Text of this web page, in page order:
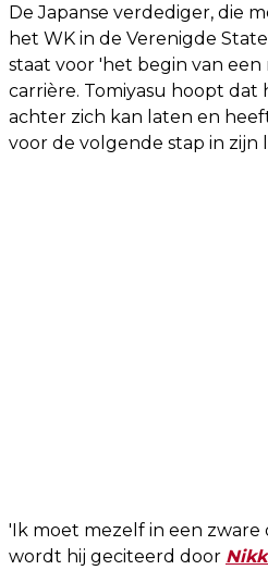
De Japanse verdediger, die
het WK in de Verenigde
staat voor 'het begin van
carrière. Tomiyasu hoopt dat
achter zich kan laten en
voor de volgende stap in zijn
'Ik moet mezelf in een zware
wordt hij geciteerd door